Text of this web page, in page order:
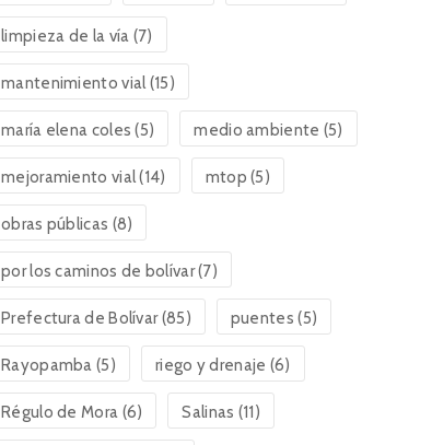
limpieza de la vía (7)
mantenimiento vial(15)
maría elena coles (5) medio ambiente (5)
mejoramiento vial(14) mtop (5)
obras públicas (8)
por los caminos de bolívar(7)
Prefectura de Bolívar(85) puentes (5)
Rayopamba (5) riego y drenaje (6)
Régulo de Mora (6) Salinas (11)